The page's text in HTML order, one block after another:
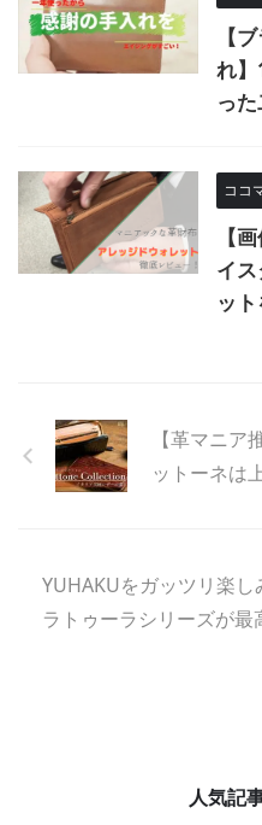
【
れ】
っ
ココ
【
イ
ッ
【革マニ
ットーネは
YUHAKUをガッツリ楽し
ラトゥーラシリーズが最
人気記